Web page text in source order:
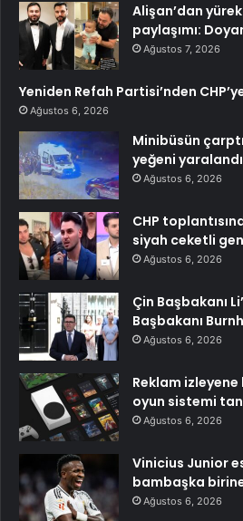
Alişan’dan
paylaşımı:
Ağustos 7, 2026
Yeniden Refah Partisi’nden
Ağustos 6, 2026
Minibüsün
yeğeni yaralandı
Ağustos 6, 2026
CHP
siyah ceketli
Ağustos 6, 2026
Çin Başbakanı
Başbakanı
Ağustos 6, 2026
Reklam
oyun sistemi
Ağustos 6, 2026
Vinicius Junior
bambaşka
Ağustos 6, 2026